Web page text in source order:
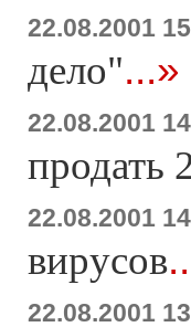
22.08.2001
дело"...»
22.08.2001
продать
22.08.2001
вирусов
22.08.2001